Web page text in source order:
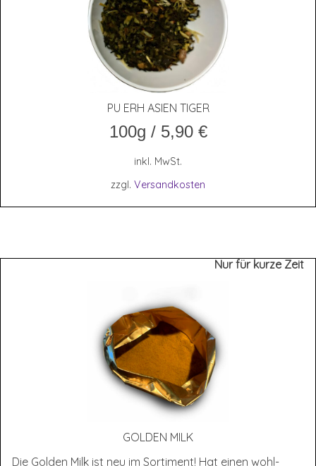
PU ERH ASI­EN TIGER
100g / 5,90 €
inkl. MwSt.
zzgl. Versandkosten
Nur für kurze Zeit
GOL­DEN MILK
Die Golden Milk ist neu im Sortiment! Hat einen wohl-